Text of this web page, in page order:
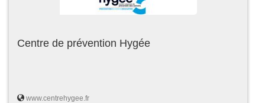
Centre de prévention Hygée
www.centrehygee.fr